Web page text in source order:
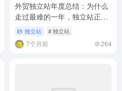
外贸独立站年度总结：为什么
走过最难的一年，独立站正成
赢家？
独立站 # 独立站
7个月前 264